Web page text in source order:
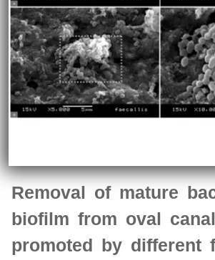
Removal of mature
biofilm from oval
promoted by different